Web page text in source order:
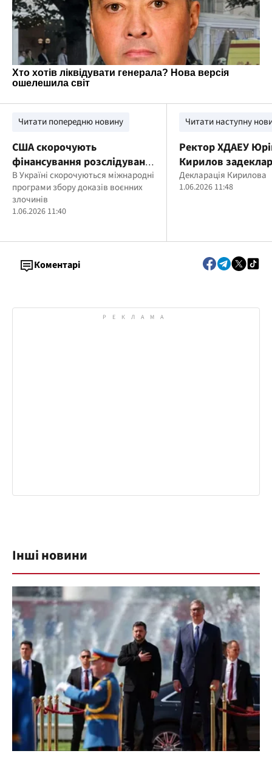
Читати попередню новину
США скорочують
фінансування розслідувань
воєнних злочинів рф в
Україні, – Reuters
В Україні скорочуються міжнародні
програми збору доказів воєнних
злочинів
1.06.2026 11:40
Читати наступну
Ректор ХДАЕУ
Кирилов
багатомільйонні
родини
Декларація Кирилова
1.06.2026 11:48
Коментарі
Інші новини